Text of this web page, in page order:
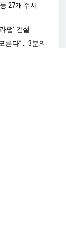
27개 주서
팹’ 건설
른다” … 3분의